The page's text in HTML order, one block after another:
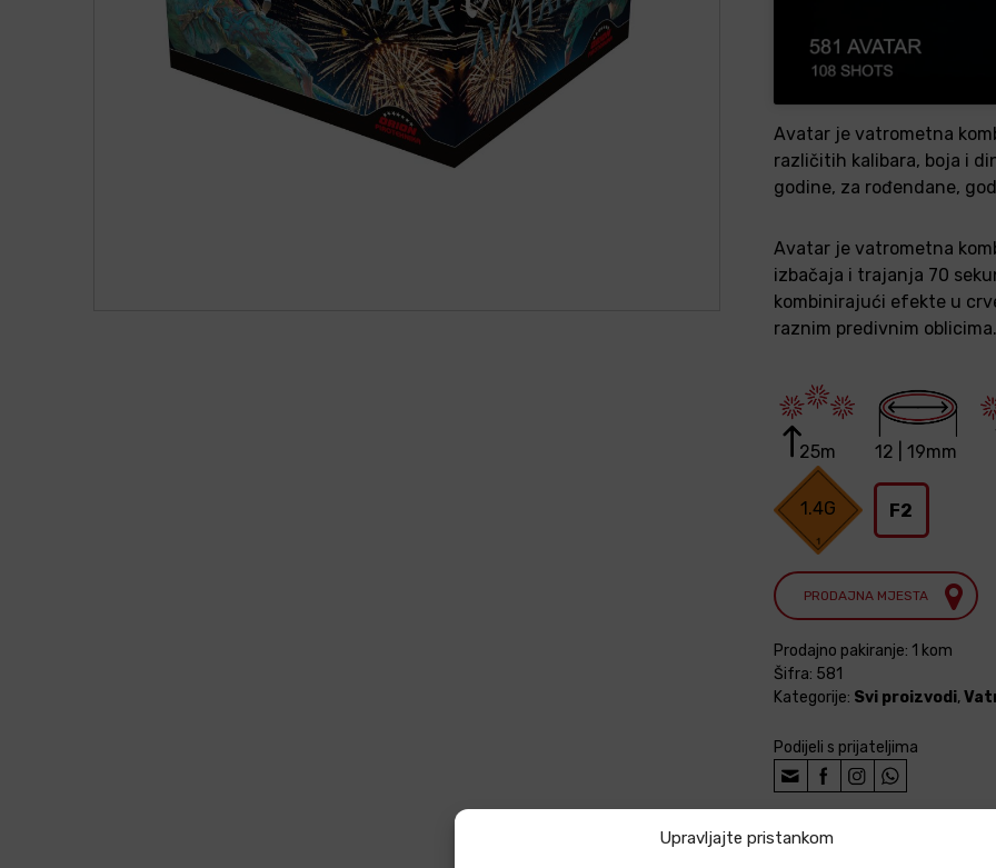
Upravljajte pristankom
Avatar je vatrometna
različitih kalibara, boja i
godine, za rođendane,
Avatar je vatrometna
izbačaja i trajanja 70
kombinirajući efekte u
raznim predivnim
25m 12 | 19mm
1.4G F2
PRODAJNA MJESTA
Prodajno pakiranje: 1 kom
Šifra: 581
Kategorije: Svi proizvodi,
Podijeli s prijateljima